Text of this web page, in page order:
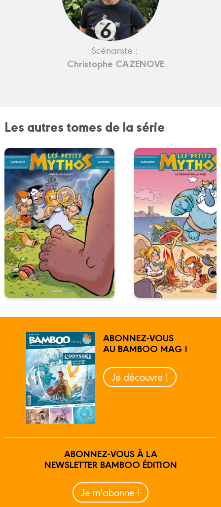
Scénariste :
Christophe CAZENOVE
Les autres tomes de la série
ABONNEZ-VOUS
AU BAMBOO MAG !
Je découvre !
ABONNEZ-VOUS À LA
NEWSLETTER BAMBOO ÉDITION
Je m'abonne !